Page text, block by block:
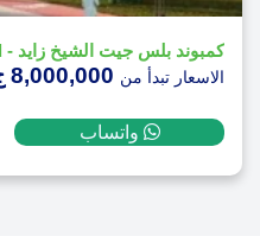
الاسعار تبدأ من
واتساب